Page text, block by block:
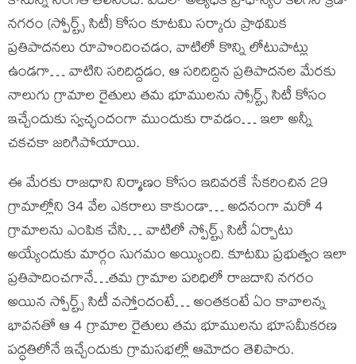
నగరం (స్పోర్ట్స్ సిటీ) కోసం కూటమి సర్కారు ప్రాథమిక
ప్రతిపాదనలు రూపొందించడం, వాటిలో కొన్ని లోటుపాట్లు
ఉండగా… వాటిని సరిదిద్దడం, ఆ సరిదిద్దిన ప్రతిపాదనల మేరకు
నాలుగు గ్రామాల రైతులు తమ భూములను స్సోర్ట్స్ సిటీ కోసం
ఇచ్చేందుకు స్వచ్ఛందంగా ముందుకు రావడం… ఇలా అన్నీ
చకచకా జరిగిపోయాయి.
ఈ మేరకు రాజధాని నిర్మాణం కోసం ఇదివరకే సేకరించిన 29
గ్రామాల్లోని 34 వేల ఎకరాలు కాకుండా… అదనంగా మరో 4
గ్రామాలను ఎంపిక చేసి… వాటిలో స్పోర్ట్స్ సిటీ ఏర్పాటు
అయ్యేందుకు మార్గం సుగమం అయ్యింది. కూటమి ప్రభుత్వం ఇలా
ప్రతిపాదించగానే…తమ గ్రామాల పరిధిలో రాజదాని నగరం
అయిన స్పోర్ట్స్ సిటీ వస్తోందంటే… అంతకంటే ఏం కావాలన్న
భావనతో ఆ 4 గ్రామాల రైతులు తమ భూములను భూసమీకరణ
పద్ధతిలోనే ఇచ్చేందుకు గ్రామసభల్లో ఆమోదం తెలిపారు.